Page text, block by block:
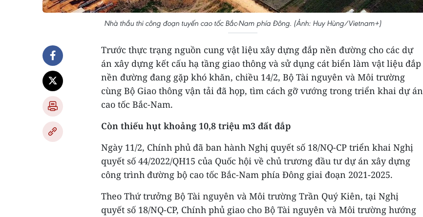
Nhà thầu thi công đoạn tuyến cao tốc Bắc-Nam phía Đông. (Ảnh: Huy Hùng/Vietnam+)
Trước thực trạng nguồn cung vật liệu xây dựng đắp nền đường cho các dự
án xây dựng kết cấu hạ tầng giao thông và sử dụng cát biển làm vật liệu đắp
nền đường đang gặp khó khăn, chiều 14/2, Bộ Tài nguyên và Môi trường
cùng Bộ Giao thông vận tải đã họp, tìm cách gỡ vướng trong triển khai dự án
cao tốc Bắc-Nam.
Còn thiếu hụt khoảng 10,8 triệu m3 đất đắp
Ngày 11/2, Chính phủ đã ban hành Nghị quyết số 18/NQ-CP triển khai Nghị
quyết số 44/2022/QH15 của Quốc hội về chủ trương đầu tư dự án xây dựng
công trình đường bộ cao tốc Bắc-Nam phía Đông giai đoạn 2021-2025.
Theo Thứ trưởng Bộ Tài nguyên và Môi trường Trần Quý Kiên, tại Nghị
quyết số 18/NQ-CP, Chính phủ giao cho Bộ Tài nguyên và Môi trường hướng